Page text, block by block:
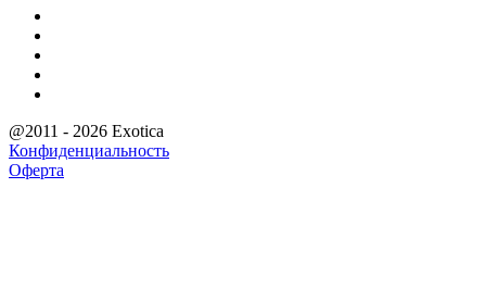
@2011 - 2026 Exotica
Конфиденциальность
Оферта